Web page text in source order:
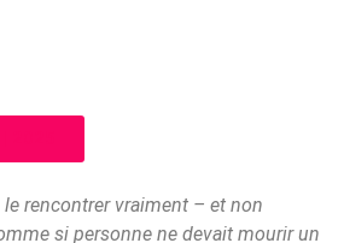
le rencontrer vraiment – et non
si personne ne devait mourir un